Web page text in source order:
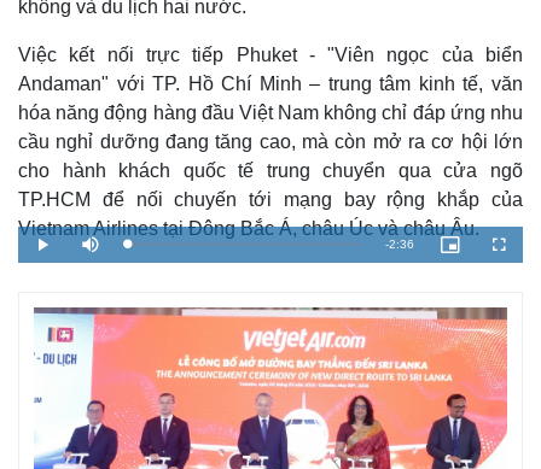
Giá cà phê
không và du lịch hai nước.
Việc kết nối trực tiếp Phuket - "Viên ngọc của biển
Andaman" với TP. Hồ Chí Minh – trung tâm kinh tế, văn
hóa năng động hàng đầu Việt Nam không chỉ đáp ứng nhu
cầu nghỉ dưỡng đang tăng cao, mà còn mở ra cơ hội lớn
cho hành khách quốc tế trung chuyển qua cửa ngõ
TP.HCM để nối chuyến tới mạng bay rộng khắp của
Vietnam Airlines tại Đông Bắc Á, châu Úc và châu Âu.
P
l
M
u
L
o
d
3
1
R
m
i
-2:36
P
i
r
e
-
i
P
i
c
t
u
r
e
F
u
c
r
e
e
n